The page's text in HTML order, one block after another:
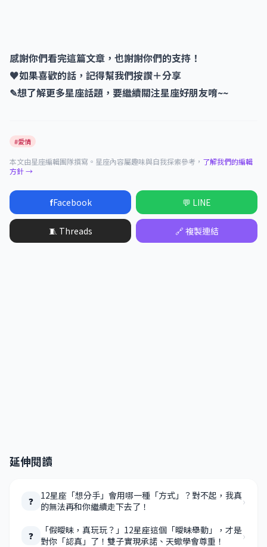
感謝你們看完這篇文章，也謝謝你們的支持！
♥如果喜歡的話，記得幫我們按讚＋分享
✎想了解更多星座話題，要繼續關注星座好朋友唷~~
#愛情
本文由星座編輯團隊撰寫。星座內容屬趣味與自我探索參考， 了解我們的編輯
方針 →
fFacebook 💬 LINE
🧵 Threads 🔗 複製連結
延伸閱讀
❓
12星座「想分手」會用哪一種「方式」？對不起，我真
的無法再和你繼續走下去了！
›
❓
「假曖昧，真玩玩？」12星座這個「曖昧舉動」，才是
對你「認真」了！雙子實現承諾、天蠍學會尊重！
›